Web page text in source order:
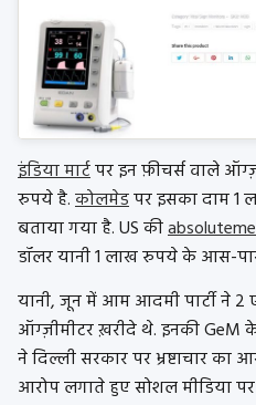
इंडिया मार्टपर इन फ़ीचर्स वाले
रुपये है.कोलमेडपर इसका दाम 1
बताया गया है. US की
डॉलर यानी 1 लाख रुपये के आस-
यानी, जून में आम आदमी पार्टी ने 2
ऑग्ज़ीमीटर ख़रीदे थे. इनकी GeM
ने दिल्ली सरकार पर भ्रष्टाचार
आरोप लगाते हुए सोशल मीडिया